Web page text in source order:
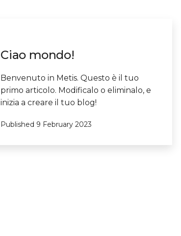
Ciao mondo!
Benvenuto in Metis. Questo è il tuo
primo articolo. Modificalo o eliminalo, e
inizia a creare il tuo blog!
Published 9 February 2023